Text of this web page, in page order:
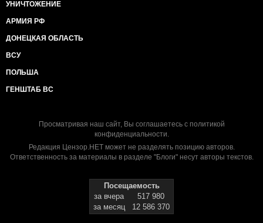
УНИЧТОЖЕНИЕ
АРМИЯ РФ
ДОНЕЦКАЯ ОБЛАСТЬ
ВСУ
ПОЛЬША
ГЕНШТАБ ВС
Просматривая наш сайт, Вы соглашаетесь с политикой
конфиденциальности.
Редакция Цензор.НЕТ может не разделять позицию авторов.
Ответственность за материалы в разделе "Блоги" несут авторы текстов.
Посещаемость
за вчера
517 980
за месяц
12 586 370